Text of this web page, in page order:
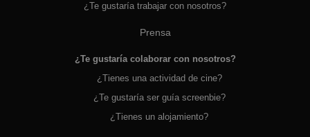
¿Te gustaría trabajar con nosotros?
Prensa
¿Te gustaría colaborar con nosotros?
¿Tienes una actividad de cine?
¿Te gustaría ser guía screenbie?
¿Tienes un alojamiento?